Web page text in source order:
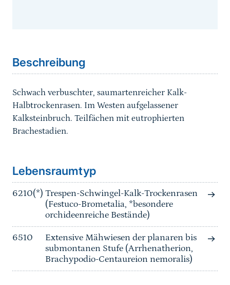
Beschreibung
Schwach verbuschter, saumartenreicher Kalk-
Halbtrockenrasen. Im Westen aufgelassener
Kalksteinbruch. Teilfächen mit eutrophierten
Brachestadien.
Lebensraumtyp
6210(*) Trespen-Schwingel-Kalk-Trockenrasen
(Festuco-Brometalia, *besondere
orchideenreiche Bestände)
6510
Extensive Mähwiesen der planaren bis
submontanen Stufe (Arrhenatherion,
Brachypodio-Centaureion nemoralis)